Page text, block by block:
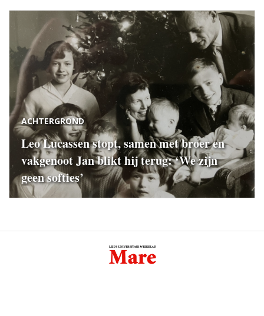
ACHTERGROND
Leo Lucassen stopt, samen met broer en
vakgenoot Jan blikt hij terug: ‘We zijn
geen softies’